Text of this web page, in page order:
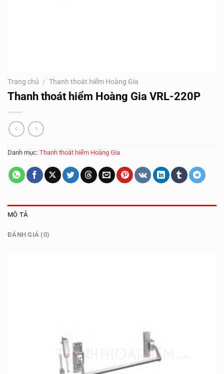
Trang chủ / Thanh thoát hiểm Hoàng Gia
Thanh thoát hiểm Hoàng Gia VRL-220P
Danh mục: Thanh thoát hiểm Hoàng Gia
MÔ TẢ
ĐÁNH GIÁ (0)